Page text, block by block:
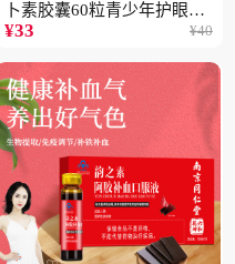
卜素胶囊60粒青少年护眼中
老年保健品一瓶
¥33 ¥40